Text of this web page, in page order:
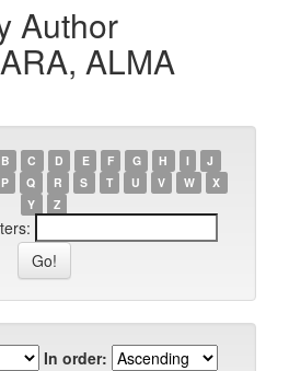
Author
ALMA
B C D E F G H I
J
P Q R S T U V W
X
Y
Z
In order: